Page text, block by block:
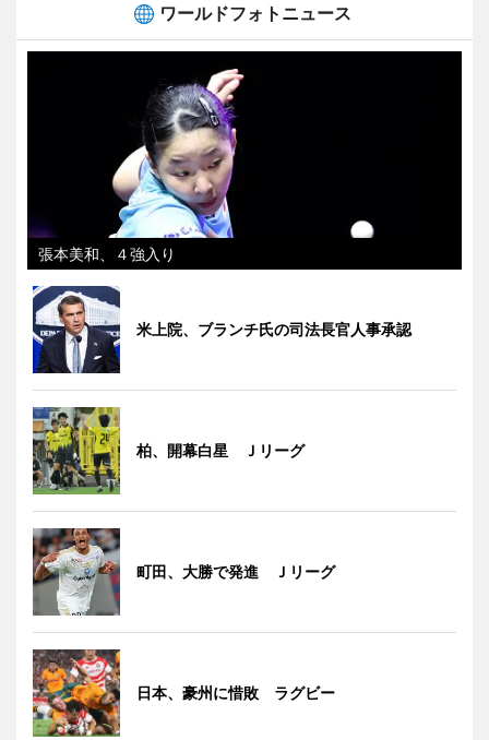
ワールドフォトニュース
張本美和、４強入り
米上院、ブランチ氏の司法長官人事承認
柏、開幕白星 Ｊリーグ
町田、大勝で発進 Ｊリーグ
日本、豪州に惜敗 ラグビー